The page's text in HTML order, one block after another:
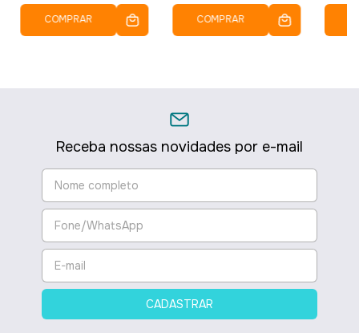
COMPRAR COMPRAR
Receba nossas novidades por e-mail